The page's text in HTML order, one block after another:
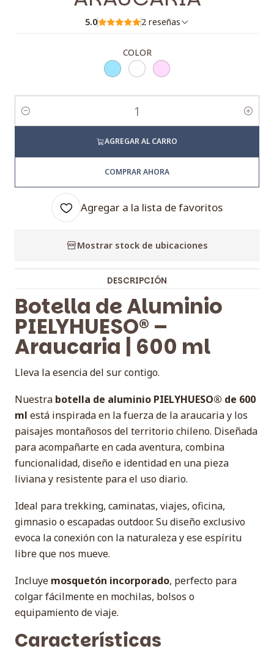
5.0 2 reseñas
COLOR
Cantidad
AGREGAR AL CARRO
COMPRAR AHORA
Agregar a la lista de favoritos
Mostrar stock de ubicaciones
DESCRIPCIÓN
Botella de Aluminio
PIELYHUESO® –
Araucaria | 600 ml
Lleva la esencia del sur contigo.
Nuestra botella de aluminio PIELYHUESO® de 600
ml está inspirada en la fuerza de la araucaria y los
paisajes montañosos del territorio chileno. Diseñada
para acompañarte en cada aventura, combina
funcionalidad, diseño e identidad en una pieza
liviana y resistente para el uso diario.
Ideal para trekking, caminatas, viajes, oficina,
gimnasio o escapadas outdoor. Su diseño exclusivo
evoca la conexión con la naturaleza y ese espíritu
libre que nos mueve.
Incluye mosquetón incorporado, perfecto para
colgar fácilmente en mochilas, bolsos o
equipamiento de viaje.
Características